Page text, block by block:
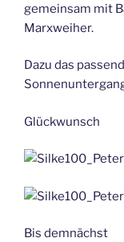
gemeinsam mit
Marxweiher.
Dazu das
Glückwunsch
Bis demnächst